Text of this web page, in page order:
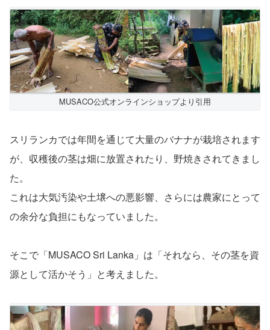
MUSACO公式オンラインショップより引用
スリランカでは年間を通じて大量のバナナが栽培されます
が、収穫後の茎は畑に放置されたり、野焼きされてきまし
た。
これは大気汚染や土壌への悪影響、さらには農家にとって
の余分な負担にもなっていました。
そこで「MUSACO Sri Lanka」は「それなら、その茎を資
源として活かそう」と考えました。